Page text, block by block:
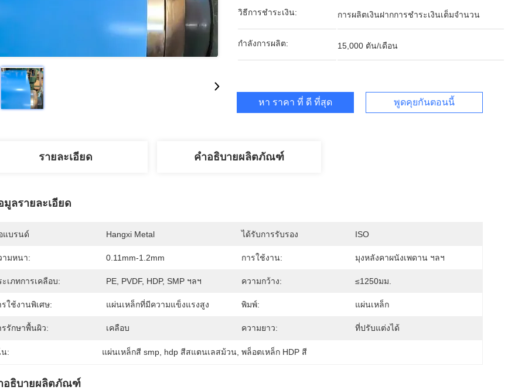
วิธีการชำระเงิน: การผลิตเงินฝากการชำระเงินเต็มจำนวน
กำลังการผลิต: 15,000 ตัน/เดือน
หา ราคา ที่ ดี ที่สุด พูดคุยกันตอนนี้
รายละเอียด คำอธิบายผลิตภัณฑ์
มูลรายละเอียด
แบรนด์ Hangxi Metal ได้รับการรับรอง ISO
ามหนา: 0.11mm-1.2mm การใช้งาน: มุงหลังคาผนังเพดาน ฯลฯ
ะเภทการเคลือบ: PE, PVDF, HDP, SMP ฯลฯ ความกว้าง: ≤1250มม.
รใช้งานพิเศษ: แผ่นเหล็กที่มีความแข็งแรงสูง พิมพ์: แผ่นเหล็ก
รรักษาพื้นผิว: เคลือบ ความยาว: ที่ปรับแต่งได้
น: แผ่นเหล็กสี smp hdp สีสแตนเลสม้วน , พล็อตเหล็ก HDP สี
อธิบายผลิตภัณฑ์